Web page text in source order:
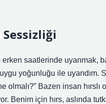
Sessizliği
erken saatlerinde uyanmak,
yoğunluğu ile uyandım.
olmalı?” Bazen insan hırslı
Benim için hırs, aslında